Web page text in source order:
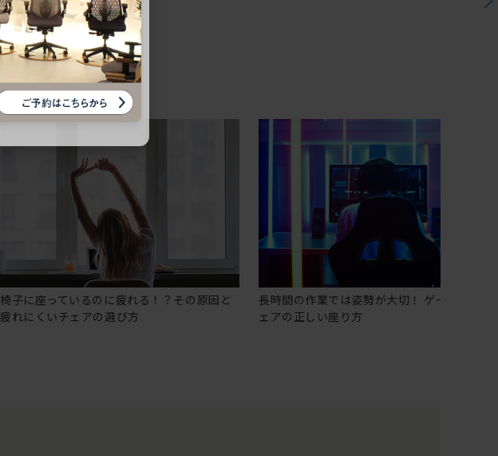
椅子に座っているのに疲れる！？その原因と
疲れにくいチェアの選び方
長時間の作業では姿勢が大切！ ゲーミングチ
ェアの正しい座り方